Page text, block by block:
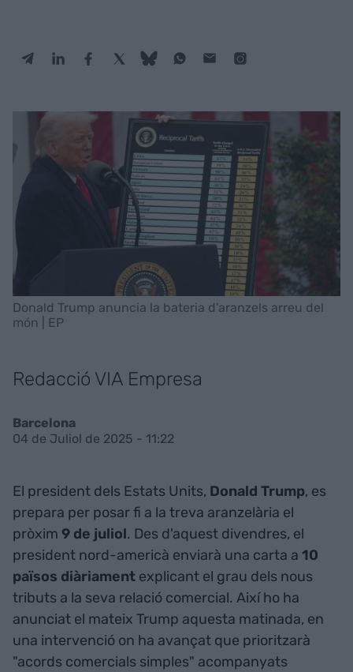
Donald Trump anuncia la bateria d'aranzels arreu del
món | EP
Redacció VIA Empresa
Barcelona
04 de Juliol de 2025 - 11:22
El president dels Estats Units, Donald Trump, es
prepara per posar fi a la treva aranzelària el
pròxim 9 de juliol. Des d'aquest divendres, el
president nord-americà enviarà una carta a 10
països diàriament explicant el grau dels nous
tributs a la seva relació comercial. Així ho ha
anunciat el mateix Trump aquesta matinada, en
una intervenció on ha avançat que prioritzarà
"acords comercials simples" acompanyats